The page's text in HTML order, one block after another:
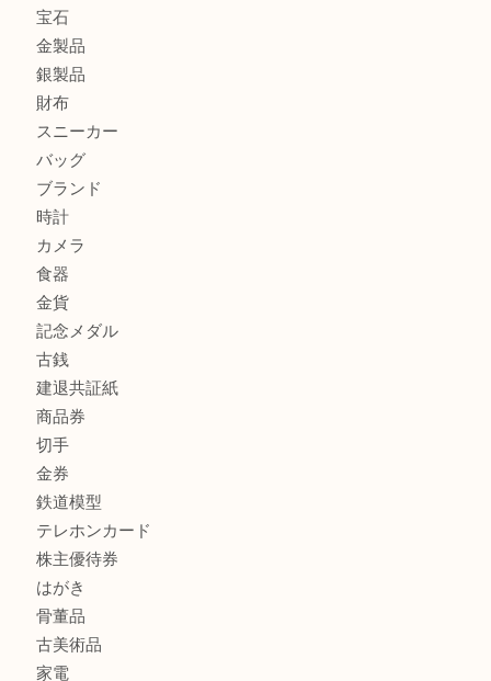
全て
貴金属
宝石
金製品
銀製品
財布
スニーカー
バッグ
ブランド
時計
カメラ